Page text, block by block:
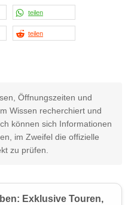
teilen
teilen
Öffnungszeiten und
Wissen recherchiert und
können sich Informationen
im Zweifel die offizielle
zu prüfen.
Exklusive Touren,